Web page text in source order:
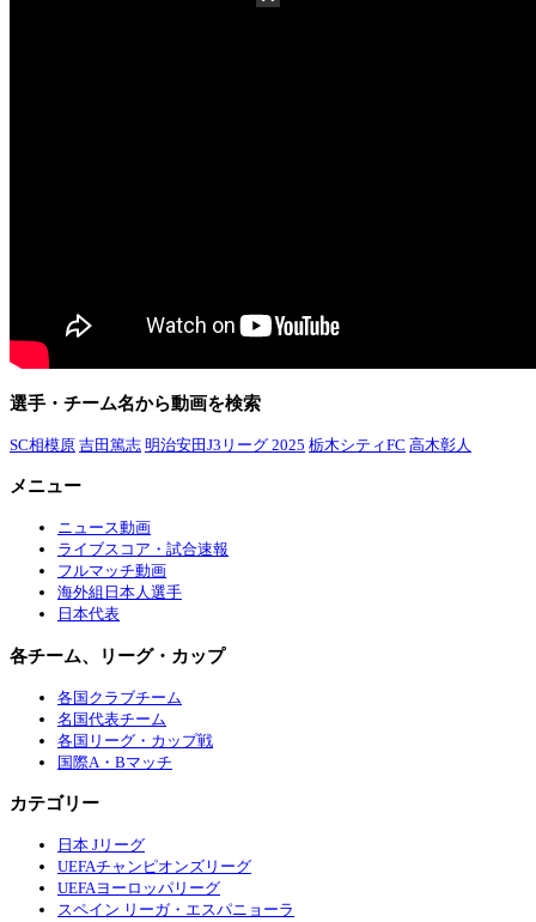
選手・チーム名から動画を検索
SC相模原 吉田篤志 明治安田J3リーグ 2025 栃木シティFC 高木彰人
メニュー
ニュース動画
ライブスコア・試合速報
フルマッチ動画
海外組日本人選手
日本代表
各チーム、リーグ・カップ
各国クラブチーム
名国代表チーム
各国リーグ・カップ戦
国際A・Bマッチ
カテゴリー
日本 Jリーグ
UEFAチャンピオンズリーグ
UEFAヨーロッパリーグ
スペイン リーガ・エスパニョーラ